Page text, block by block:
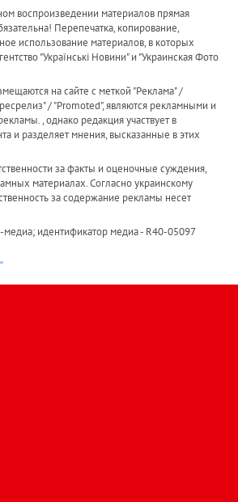
воспроизведении материалов прямая
Перепечатка, копирование,
использование материалов, в которых
"Українськi Новини" и "Украинская Фото
на сайте с меткой "Реклама" /
/ "Promoted", являются рекламными и
, однако редакция участвует в
и разделяет мнения, высказанные в этих
за факты и оценочные суждения,
материалах. Согласно украинскому
за содержание рекламы несет
медиа; идентификатор медиа - R40-05097